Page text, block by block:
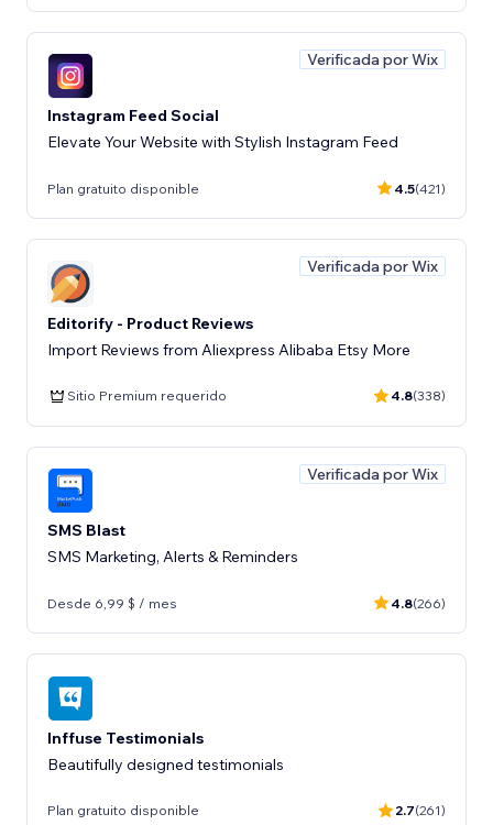
Verificada por Wix
Instagram Feed Social
Elevate Your Website with Stylish Instagram Feed
Plan gratuito disponible 4.5(421)
Verificada por Wix
Editorify ‑ Product Reviews
Import Reviews from Aliexpress Alibaba Etsy More
Sitio Premium requerido 4.8(338)
Verificada por Wix
SMS Blast
SMS Marketing, Alerts & Reminders
Desde 6,99 $ / mes 4.8(266)
Inffuse Testimonials
Beautifully designed testimonials
Plan gratuito disponible 2.7(261)